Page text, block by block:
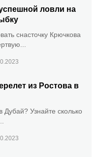
ловли на
снасточку Крючкова
из Ростова в
Дубай? Узнайте сколько